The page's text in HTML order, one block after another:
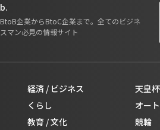
b.
BtoB企業からBtoC企業まで。全てのビジネ
スマン必見の情報サイト
経済 / ビジネス
くらし
教育 / 文化
天皇
オー
競輪